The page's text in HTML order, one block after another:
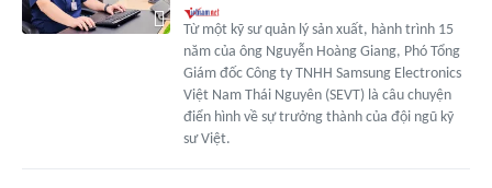
Từ một kỹ sư quản lý sản xuất, hành trình 15
năm của ông Nguyễn Hoàng Giang, Phó Tổng
Giám đốc Công ty TNHH Samsung Electronics
Việt Nam Thái Nguyên (SEVT) là câu chuyện
điển hình về sự trưởng thành của đội ngũ kỹ
sư Việt.